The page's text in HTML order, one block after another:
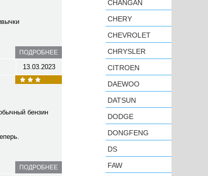
ПОДРОБНЕЕ
13.03.2023
бензин
ПОДРОБНЕЕ
CHANGAN
CHERY
CHEVROLET
CHRYSLER
CITROEN
DAEWOO
DATSUN
DODGE
DONGFENG
DS
FAW